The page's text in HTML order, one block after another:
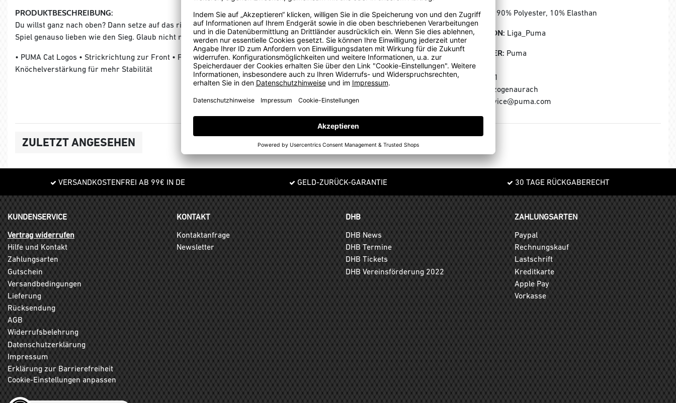
PRODUKTBESCHREIBUNG:
Du willst ganz nach oben? Dann setze auf das richtige Team-Equipment: Die PUMA LIGA Kollektion ist für alle, die das
Spiel genauso lieben wie den Sieg. Glaub nicht nur, der Beste zu sein – sondern sei es!
• PUMA Cat Logos • Strickrichtung zur Front • Fersen- und Zehenbereich aus Baumwolle für mehr Komfort •
Knöchelverstärkung für mehr Stabilität
MATERIAL: 90% Polyester, 10% Elasthan
KOLLEKTION: Liga_Puma
HERSTELLER: Puma
Puma SE
Puma Way 1
91074 Herzogenaurach
E-Mail: service@puma.com
ZULETZT ANGESEHEN
VERSANDKOSTENFREI AB 99€ IN DE GELD-ZURÜCK-GARANTIE 30 TAGE RÜCKGABERECHT
KUNDENSERVICE
Vertrag widerrufen
Hilfe und Kontakt
Zahlungsarten
Gutschein
Versandbedingungen
Lieferung
Rücksendung
AGB
Widerrufsbelehrung
Datenschutzerklärung
Impressum
Erklärung zur Barrierefreiheit
Cookie-Einstellungen anpassen
KONTAKT
Kontaktanfrage
Newsletter
DHB
DHB News
DHB Termine
DHB Tickets
DHB Vereinsförderung 2022
ZAHLUNGSARTEN
Paypal
Rechnungskauf
Lastschrift
Kreditkarte
Apple Pay
Vorkasse